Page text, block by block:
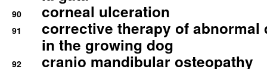
90 corneal ulceration
91
corrective therapy of abnormal
in the growing dog
92 cranio mandibular osteopathy